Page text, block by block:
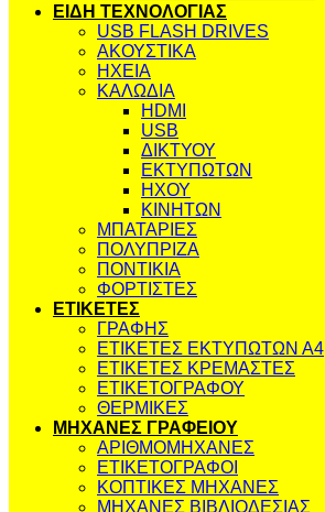
ΕΙΔΗ ΤΕΧΝΟΛΟΓΙΑΣ
USB FLASH DRIVES
ΑΚΟΥΣΤΙΚΑ
ΗΧΕΙΑ
ΚΑΛΩΔΙΑ
HDMI
USB
ΔΙΚΤΥΟΥ
ΕΚΤΥΠΩΤΩΝ
ΗΧΟΥ
ΚΙΝΗΤΩΝ
ΜΠΑΤΑΡΙΕΣ
ΠΟΛΥΠΡΙΖΑ
ΠΟΝΤΙΚΙΑ
ΦΟΡΤΙΣΤΕΣ
ΕΤΙΚΕΤΕΣ
ΓΡΑΦΗΣ
ΕΤΙΚΕΤΕΣ ΕΚΤΥΠΩΤΩΝ Α4
ΕΤΙΚΕΤΕΣ ΚΡΕΜΑΣΤΕΣ
ΕΤΙΚΕΤΟΓΡΑΦΟΥ
ΘΕΡΜΙΚΕΣ
ΜΗΧΑΝΕΣ ΓΡΑΦΕΙΟΥ
ΑΡΙΘΜΟΜΗΧΑΝΕΣ
ΕΤΙΚΕΤΟΓΡΑΦΟΙ
ΚΟΠΤΙΚΕΣ ΜΗΧΑΝΕΣ
ΜΗΧΑΝΕΣ ΒΙΒΛΙΟΔΕΣΙΑΣ